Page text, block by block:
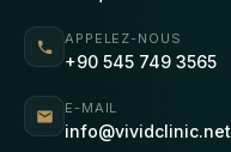
APPELEZ-NOUS
+90 545 749 3565
E-MAIL
info@vividclinic.net